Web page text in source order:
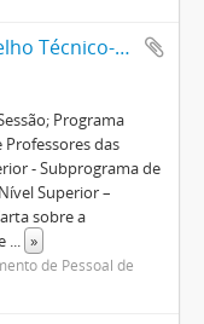
11ª Reunião do Conselho Técnico-Administrativo
Programa
Professores das
- Subprograma de
Superior –
sobre a
... »
de Pessoal de